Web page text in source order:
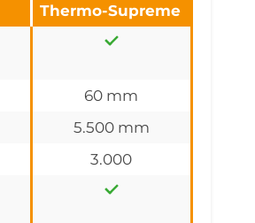
Thermo-Supreme
60 mm
5.500 mm
3.000